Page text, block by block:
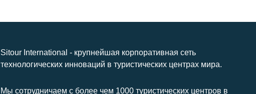
Sitour International - крупнейшая корпоративная сеть
технологических инноваций в туристических центрах мира.
Мы сотрудничаем с более чем 1000 туристических центров в